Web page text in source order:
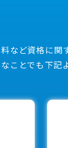
など資格に関
ことでも下記